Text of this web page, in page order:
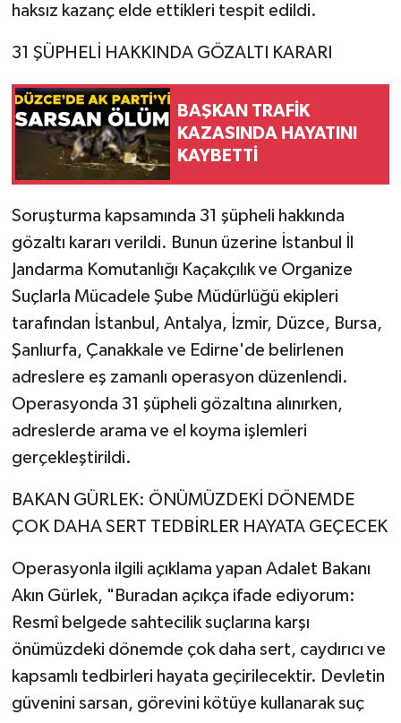
haksız kazanç elde ettikleri tespit edildi.
31 ŞÜPHELİ HAKKINDA GÖZALTI KARARI
BAŞKAN TRAFİK
KAZASINDA HAYATINI
KAYBETTİ
Soruşturma kapsamında 31 şüpheli hakkında
gözaltı kararı verildi. Bunun üzerine İstanbul İl
Jandarma Komutanlığı Kaçakçılık ve Organize
Suçlarla Mücadele Şube Müdürlüğü ekipleri
tarafından İstanbul, Antalya, İzmir, Düzce, Bursa,
Şanlıurfa, Çanakkale ve Edirne'de belirlenen
adreslere eş zamanlı operasyon düzenlendi.
Operasyonda 31 şüpheli gözaltına alınırken,
adreslerde arama ve el koyma işlemleri
gerçekleştirildi.
BAKAN GÜRLEK: ÖNÜMÜZDEKİ DÖNEMDE
ÇOK DAHA SERT TEDBİRLER HAYATA GEÇECEK
Operasyonla ilgili açıklama yapan Adalet Bakanı
Akın Gürlek, "Buradan açıkça ifade ediyorum:
Resmî belgede sahtecilik suçlarına karşı
önümüzdeki dönemde çok daha sert, caydırıcı ve
kapsamlı tedbirleri hayata geçirilecektir. Devletin
güvenini sarsan, görevini kötüye kullanarak suç